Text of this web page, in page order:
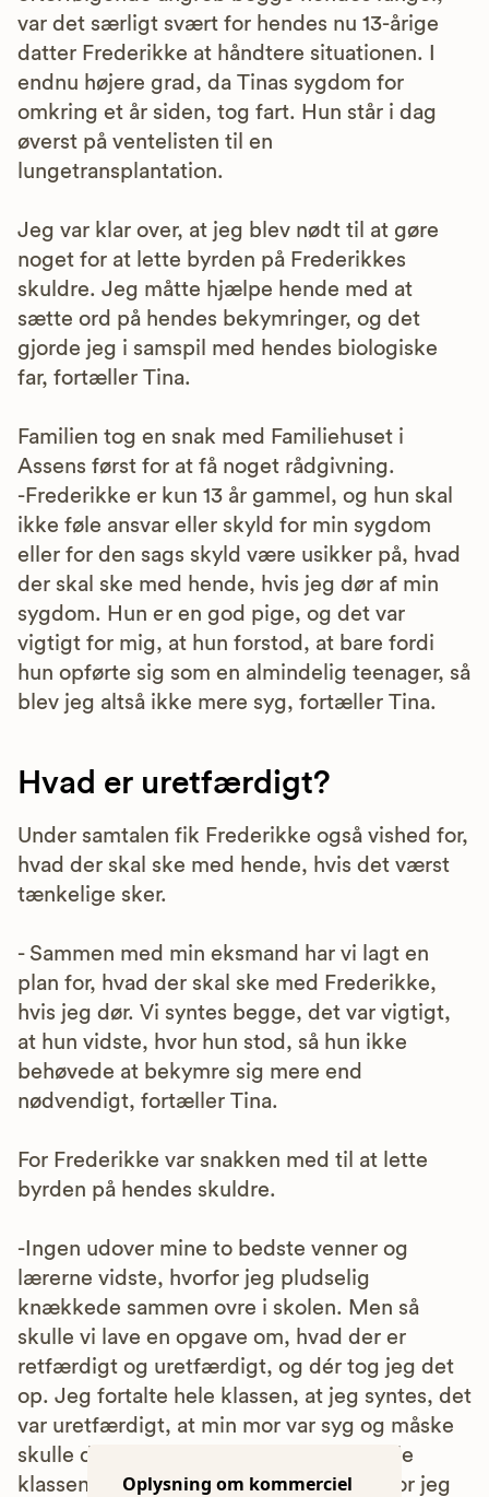
Oplysning om kommerciel
var det særligt svært for hendes nu 13-årige
datter Frederikke at håndtere situationen. I
endnu højere grad, da Tinas sygdom for
omkring et år siden, tog fart. Hun står i dag
øverst på ventelisten til en
lungetransplantation.
Jeg var klar over, at jeg blev nødt til at gøre
noget for at lette byrden på Frederikkes
skuldre. Jeg måtte hjælpe hende med at
sætte ord på hendes bekymringer, og det
gjorde jeg i samspil med hendes biologiske
far, fortæller Tina.
Familien tog en snak med Familiehuset i
Assens først for at få noget rådgivning.
-Frederikke er kun 13 år gammel, og hun skal
ikke føle ansvar eller skyld for min sygdom
eller for den sags skyld være usikker på, hvad
der skal ske med hende, hvis jeg dør af min
sygdom. Hun er en god pige, og det var
vigtigt for mig, at hun forstod, at bare fordi
hun opførte sig som en almindelig teenager, så
blev jeg altså ikke mere syg, fortæller Tina.
Hvad er uretfærdigt?
Under samtalen fik Frederikke også vished for,
hvad der skal ske med hende, hvis det værst
tænkelige sker.
- Sammen med min eksmand har vi lagt en
plan for, hvad der skal ske med Frederikke,
hvis jeg dør. Vi syntes begge, det var vigtigt,
at hun vidste, hvor hun stod, så hun ikke
behøvede at bekymre sig mere end
nødvendigt, fortæller Tina.
For Frederikke var snakken med til at lette
byrden på hendes skuldre.
-Ingen udover mine to bedste venner og
lærerne vidste, hvorfor jeg pludselig
knækkede sammen ovre i skolen. Men så
skulle vi lave en opgave om, hvad der er
retfærdigt og uretfærdigt, og dér tog jeg det
op. Jeg fortalte hele klassen, at jeg syntes, det
var uretfærdigt, at min mor var syg og måske
skulle dø tidligt. Det hjalp meget, at hele
klassen vidste det. At de forstod, hvorfor jeg